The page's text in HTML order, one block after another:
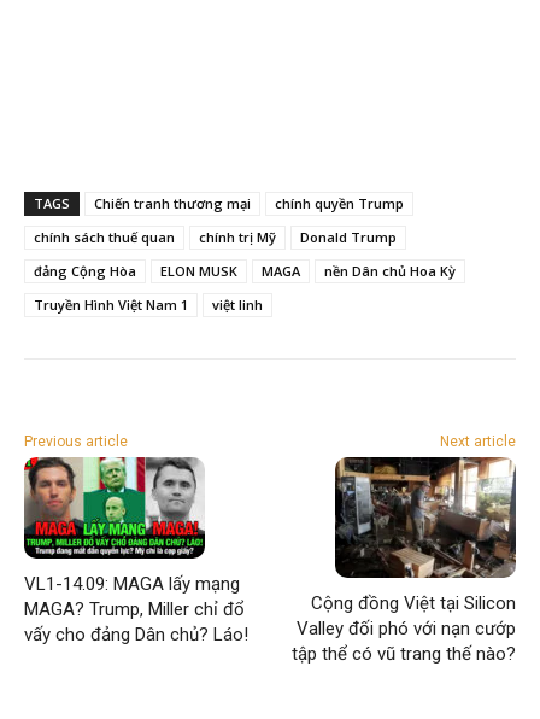
TAGS Chiến tranh thương mại
chính quyền Trump
chính sách thuế quan
chính trị Mỹ
Donald Trump
đảng Cộng Hòa
ELON MUSK MAGA
nền Dân chủ Hoa Kỳ
Truyền Hình Việt Nam 1
việt linh
Previous article
VL1-14.09: MAGA lấy mạng
MAGA? Trump, Miller chỉ đổ
vấy cho đảng Dân chủ? Láo!
Next article
Cộng đồng Việt tại Silicon
Valley đối phó với nạn cướp
tập thể có vũ trang thế nào?